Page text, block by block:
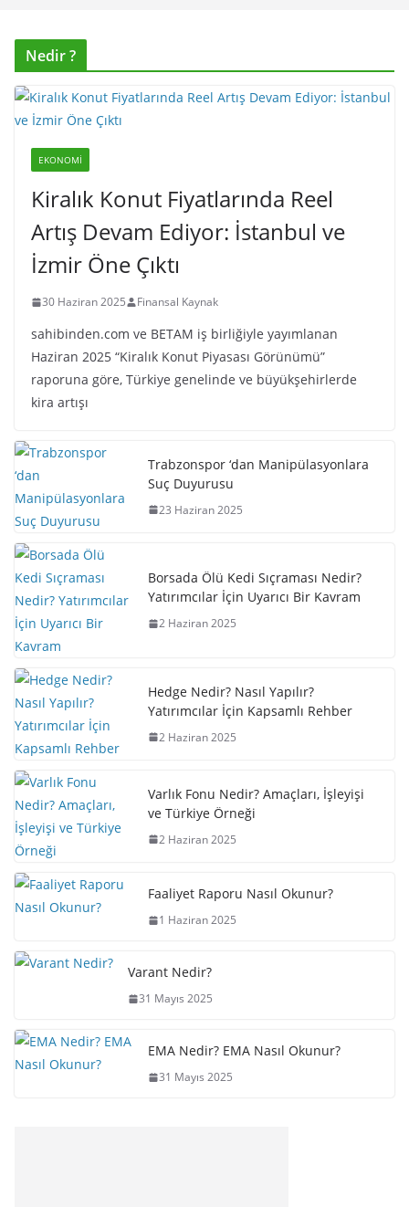
Nedir ?
EKONOMI
Kiralık Konut Fiyatlarında Reel
Artış Devam Ediyor: İstanbul ve
İzmir Öne Çıktı
30 Haziran 2025 Finansal Kaynak
sahibinden.com ve BETAM iş birliğiyle yayımlanan
Haziran 2025 “Kiralık Konut Piyasası Görünümü”
raporuna göre, Türkiye genelinde ve büyükşehirlerde
kira artışı
Trabzonspor ‘dan Manipülasyonlara
Suç Duyurusu
23 Haziran 2025
Borsada Ölü Kedi Sıçraması Nedir?
Yatırımcılar İçin Uyarıcı Bir Kavram
2 Haziran 2025
Hedge Nedir? Nasıl Yapılır?
Yatırımcılar İçin Kapsamlı Rehber
2 Haziran 2025
Varlık Fonu Nedir? Amaçları, İşleyişi
ve Türkiye Örneği
2 Haziran 2025
Faaliyet Raporu Nasıl Okunur?
1 Haziran 2025
Varant Nedir?
31 Mayıs 2025
EMA Nedir? EMA Nasıl Okunur?
31 Mayıs 2025